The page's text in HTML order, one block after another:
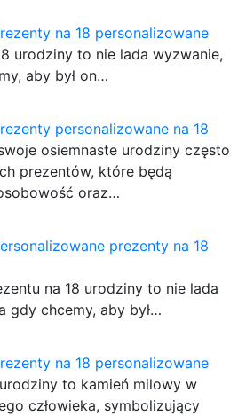
na 18 personalizowane
urodziny to nie lada wyzwanie,
aby był on…
personalizowane na 18
osiemnaste urodziny często
prezentów, które będą
oraz…
prezenty na 18
na 18 urodziny to nie lada
gdy chcemy, aby był…
na 18 personalizowane
to kamień milowy w
człowieka, symbolizujący